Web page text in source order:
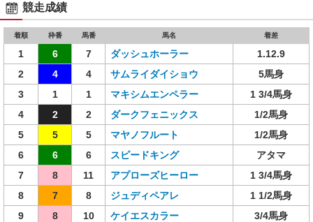
競走成績
着順 枠番 馬番 馬名 着差
1 6 7 ダッシュホーラー
1.12.9
2
4 4 サムライダイショウ
5馬身
3
1 1 マキシムエンペラー
1 3/4馬身
4
2 2 ダークフェニックス
1/2馬身
5
5 5 マヤノフルート
1/2馬身
6
6 6 スピードキング
アタマ
7
8 11 アプローズヒーロー
1 3/4馬身
8
7 8 ジュディペアレ
1 1/2馬身
9
8 10 ケイエスカラー
3/4馬身